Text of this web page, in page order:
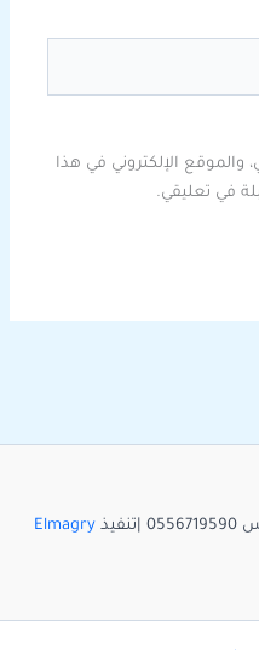
والموقع الإلكتروني في هذا
في تعليقي.
Elmagry